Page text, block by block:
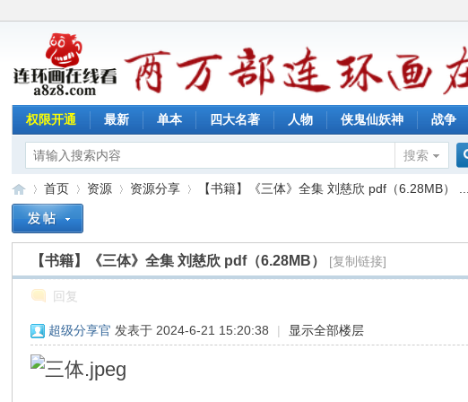
权限开通 最新 单本 四大名著 人物 侠鬼仙妖神 战争
搜索
首页
›
资源
›
资源分享
›
【书籍】《三体》全集 刘慈欣 pdf（6.28MB） ...
【书籍】《三体》全集 刘慈欣 pdf（6.28MB） [复制链接]
回复
超级分享官 发表于 2024-6-21 15:20:38 | 显示全部楼层